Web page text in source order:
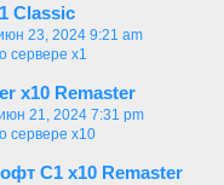
Classic
23, 2024 9:21 am
сервере x1
x10 Remaster
21, 2024 7:31 pm
сервере x10
C1 х10 Remaster